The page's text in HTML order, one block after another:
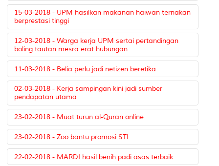
15-03-2018 - UPM hasilkan makanan haiwan ternakan
berprestasi tinggi
12-03-2018 - Warga kerja UPM sertai pertandingan
boling tautan mesra erat hubungan
11-03-2018 - Belia perlu jadi netizen beretika
02-03-2018 - Kerja sampingan kini jadi sumber
pendapatan utama
23-02-2018 - Muat turun al-Quran online
23-02-2018 - Zoo bantu promosi STI
22-02-2018 - MARDI hasil benih padi asas terbaik